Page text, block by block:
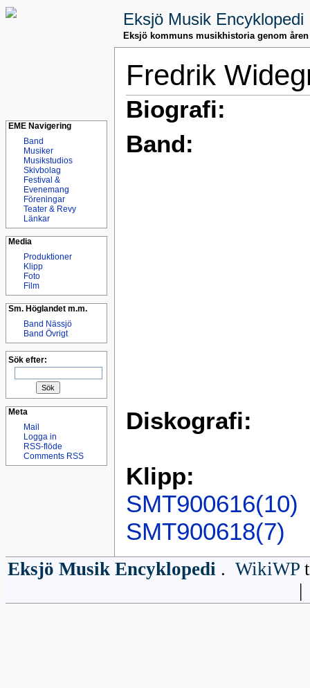
Eksjö Musik Encyklopedi
Eksjö kommuns musikhistoria genom åren
EME Navigering
Band
Musiker
Musikstudios
Skivbolag
Festival &
Evenemang
Föreningar
Teater & Revy
Länkar
Media
Produktioner
Klipp
Foto
Film
Sm. Höglandet m.m.
Band Nässjö
Band Övrigt
Sök efter:
Meta
Mail
Logga in
RSS-flöde
Comments RSS
Fredrik
Biografi:
Band:
Diskografi:
Klipp:
SMT900616(10)
SMT900618(7)
Eksjö Musik Encyklopedi. WikiWP